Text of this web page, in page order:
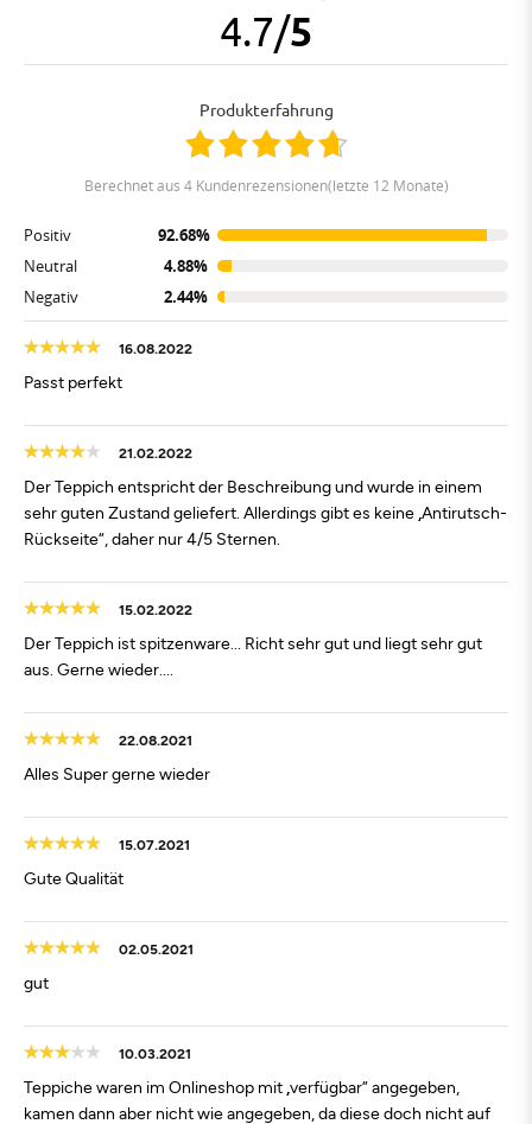
4.7/5
Produkterfahrung
berechnet aus 4 Kundenrezensionen(letzte 12 Monate)
Positiv
92.68%
Neutral
4.88%
Negativ
2.44%
16.08.2022
Passt perfekt
21.02.2022
Der Teppich entspricht der Beschreibung und wurde in einem
sehr guten Zustand geliefert. Allerdings gibt es keine „Antirutsch-
Rückseite“, daher nur 4/5 Sternen.
15.02.2022
Der Teppich ist spitzenware... Richt sehr gut und liegt sehr gut
aus. Gerne wieder....
22.08.2021
Alles Super gerne wieder
15.07.2021
Gute Qualität
02.05.2021
gut
10.03.2021
Teppiche waren im Onlineshop mit „verfügbar“ angegeben,
kamen dann aber nicht wie angegeben, da diese doch nicht auf